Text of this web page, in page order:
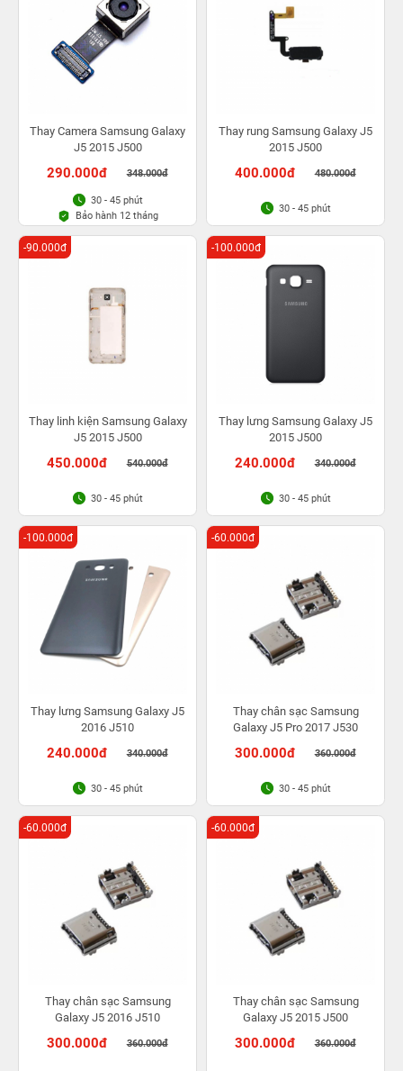
Thay Camera Samsung Galaxy
J5 2015 J500
290.000đ 348.000đ
30 - 45 phút
Bảo hành 12 tháng
Thay rung Samsung Galaxy J5
2015 J500
400.000đ 480.000đ
30 - 45 phút
Thay linh kiện Samsung Galaxy
J5 2015 J500
450.000đ 540.000đ
-90.000đ
30 - 45 phút
Thay lưng Samsung Galaxy J5
2015 J500
240.000đ 340.000đ
-100.000đ
30 - 45 phút
Thay lưng Samsung Galaxy J5
2016 J510
240.000đ 340.000đ
-100.000đ
30 - 45 phút
Thay chân sạc Samsung
Galaxy J5 Pro 2017 J530
300.000đ 360.000đ
-60.000đ
30 - 45 phút
Thay chân sạc Samsung
Galaxy J5 2016 J510
300.000đ 360.000đ
-60.000đ
Thay chân sạc Samsung
Galaxy J5 2015 J500
300.000đ 360.000đ
-60.000đ